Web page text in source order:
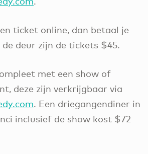
ticket online, dan betaal je
deur zijn de tickets $45.
met een show of
deze zijn verkrijgbaar via
. Een driegangendiner in
inclusief de show kost $72